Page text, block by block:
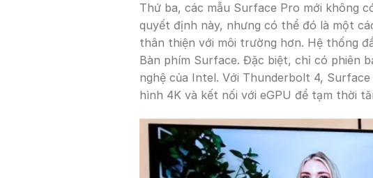
Thứ ba, các mẫu Surface Pro mới không
quyết định này, nhưng có thể đó là một
thân thiện với môi trường hơn. Hệ thống
Bàn phím Surface. Đặc biệt, chỉ có phiên
nghệ của Intel. Với Thunderbolt 4,
hình 4K và kết nối với eGPU để tạm thời